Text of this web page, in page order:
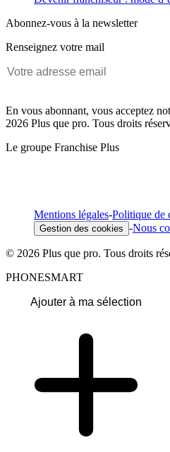
Abonnez-vous à la newsletter
Renseignez votre mail
En vous abonnant, vous acceptez
2026 Plus que pro. Tous droits
Le groupe Franchise Plus
Mentions légales-Politique de
Gestion des cookies -Nous
© 2026 Plus que pro. Tous droits
PHONESMART
Ajouter à ma sélection